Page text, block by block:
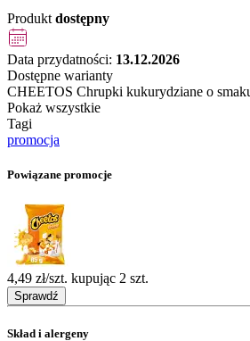
Produkt dostępny
Data przydatności: 13.12.2026
Dostępne warianty
CHEETOS Chrupki kukurydziane o
Pokaż wszystkie
Tagi
promocja
Powiązane promocje
4,49 zł/szt. kupując 2 szt.
Sprawdź
Skład i alergeny